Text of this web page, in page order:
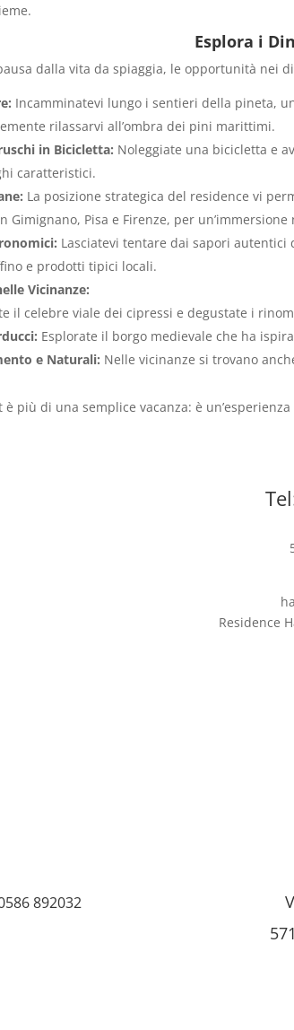
Esplora i
dalla vita da spiaggia, le opportunità nei
Incamminatevi lungo i sentieri della pineta,
rilassarvi all’ombra dei pini marittimi.
in Bicicletta: Noleggiate una bicicletta e
caratteristici.
La posizione strategica del residence vi
Gimignano, Pisa e Firenze, per
Lasciatevi tentare dai sapori
e prodotti tipici locali.
Vicinanze:
il celebre viale dei cipressi e degustate i
Esplorate il borgo medievale che ha
e Naturali: Nelle vicinanze si trovano
è più di una semplice vacanza: è
Residence
892032